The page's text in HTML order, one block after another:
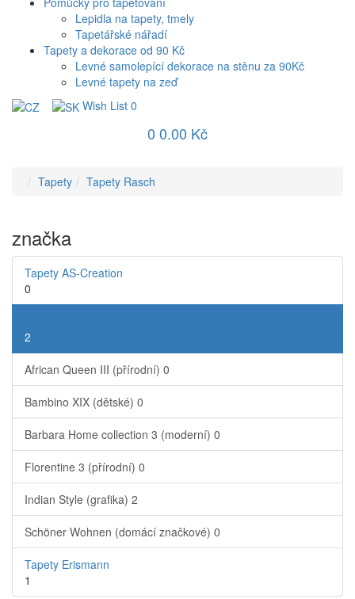
Lepidla na tapety, tmely
Tapetářské nářadí
Tapety a dekorace od 90 Kč
Levné samolepící dekorace na stěnu za 90Kč
Levné tapety na zeď
Wish List 0
0 0.00 Kč
Tapety Tapety Rasch
značka
Tapety AS-Creation
0
2
African Queen III (přírodní) 0
Bambino XIX (dětské) 0
Barbara Home collection 3 (moderní) 0
Florentine 3 (přírodní) 0
Indian Style (grafika) 2
Schöner Wohnen (domácí značkové) 0
Tapety Erismann
1